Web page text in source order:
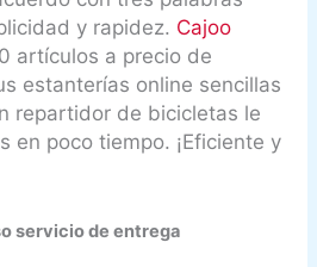
y rapidez. Cajoo
artículos a precio de
estanterías online sencillas
repartidor de bicicletas le
en poco tiempo. ¡Eficiente y
servicio de entrega